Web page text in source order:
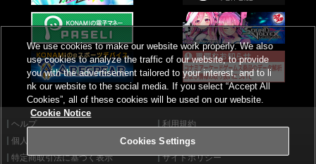
ヘルプ
利用規約
個人情報等保護方針
外部送信について
特定商取引法に基づく表示
サイトポリシー
We use cookies to make our website work properly. We also
use cookies to analyze the traffic of our website, to provide
you with the advertisement tailored to your interest, and to li
nk our website to the social media. If you select “Accept All
Cookies”, all of these cookies will be used on our website.
Cookie Notice
Cookies Settings